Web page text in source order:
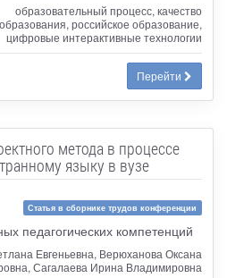
образовательный процесс, качество
образования, российское образование,
цифровые интерактивные технологии
Перейти
метода в процессе
языку в вузе
Статья в сборнике трудов конференции
педагогических компетенций
Евгеньевна, Верюханова Оксана
Сагалаева Ирина Владимировна